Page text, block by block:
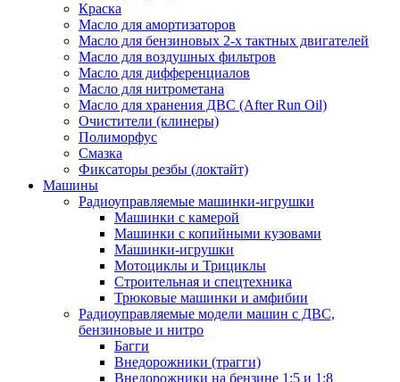
Краска
Масло для амортизаторов
Масло для бензиновых 2-х тактных двигателей
Масло для воздушных фильтров
Масло для дифференциалов
Масло для нитрометана
Масло для хранения ДВС (After Run Oil)
Очистители (клинеры)
Полиморфус
Смазка
Фиксаторы резбы (локтайт)
Машины
Радиоуправляемые машинки-игрушки
Машинки с камерой
Машинки с копийными кузовами
Машинки-игрушки
Мотоциклы и Трициклы
Строительная и спецтехника
Трюковые машинки и амфибии
Радиоуправляемые модели машин с ДВС,
бензиновые и нитро
Багги
Внедорожники (трагги)
Внедорожники на бензине 1:5 и 1:8